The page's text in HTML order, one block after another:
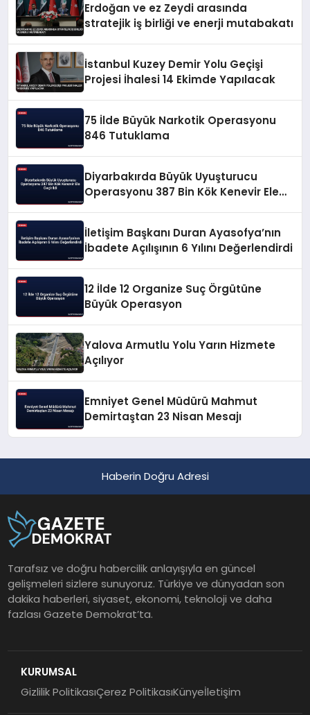
Erdoğan ve ez Zeydi arasında
stratejik iş birliği ve enerji mutabakatı
İstanbul Kuzey Demir Yolu Geçişi
Projesi İhalesi 14 Ekimde Yapılacak
75 İlde Büyük Narkotik Operasyonu
846 Tutuklama
Diyarbakırda Büyük Uyuşturucu
Operasyonu 387 Bin Kök Kenevir Ele
İletişim Başkanı Duran Ayasofya’nın
İbadete Açılışının 6 Yılını Değerlendirdi
12 İlde 12 Organize Suç Örgütüne
Büyük Operasyon
Yalova Armutlu Yolu Yarın Hizmete
Açılıyor
Emniyet Genel Müdürü Mahmut
Demirtaştan 23 Nisan Mesajı
Haberin Doğru Adresi
Tarafsız ve doğru habercilik anlayışıyla en güncel
gelişmeleri sizlere sunuyoruz. Türkiye ve dünyadan son
dakika haberleri, siyaset, ekonomi, teknoloji ve daha
fazlası Gazete Demokrat’ta.
KURUMSAL
Gizlilik PolitikasıÇerez PolitikasıKünyeİletişim